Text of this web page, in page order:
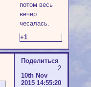
потом весь
вечер
чесалась.
+1
Поделиться
2
10th Nov
2015 14:55:20